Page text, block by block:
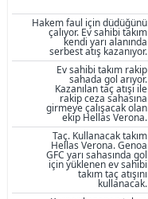
Hakem faul için düdüğünü
çalıyor. Ev sahibi takım
kendi yarı alanında
serbest atış kazanıyor.
Ev sahibi takım rakip
sahada gol arıyor.
Kazanılan taç atışı ile
rakip ceza sahasına
girmeye çalışacak olan
ekip Hellas Verona.
Taç. Kullanacak takım
Hellas Verona. Genoa
GFC yarı sahasında gol
için yüklenen ev sahibi
takım taç atışını
kullanacak.